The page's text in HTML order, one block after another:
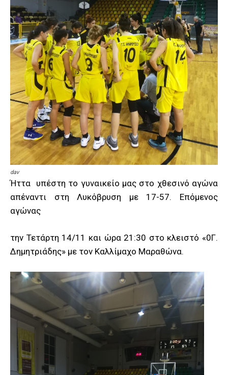
dav
Ήττα υπέστη το γυναικείο μας στο χθεσινό αγώνα
απέναντι στη Λυκόβρυση με 17-57. Επόμενος
αγώνας
την Τετάρτη 14/11 και ώρα 21:30 στο κλειστό «0Γ.
Δημητριάδης» με τον Καλλίμαχο Μαραθώνα.